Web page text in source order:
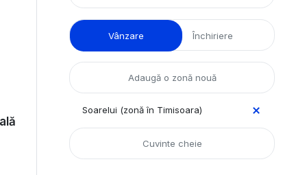
Vânzare Închiriere
Soarelui (zonă în Timisoara)